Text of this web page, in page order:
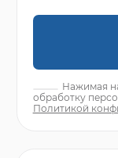
Нажимая
обработку
Политикой